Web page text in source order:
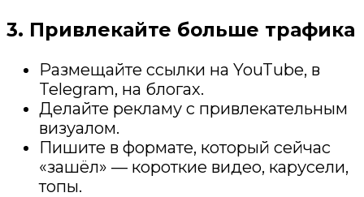
3. Привлекайте больше трафика
Размещайте ссылки на YouTube, в
Telegram, на блогах.
Делайте рекламу с привлекательным
визуалом.
Пишите в формате, который сейчас
«зашёл» — короткие видео, карусели,
топы.